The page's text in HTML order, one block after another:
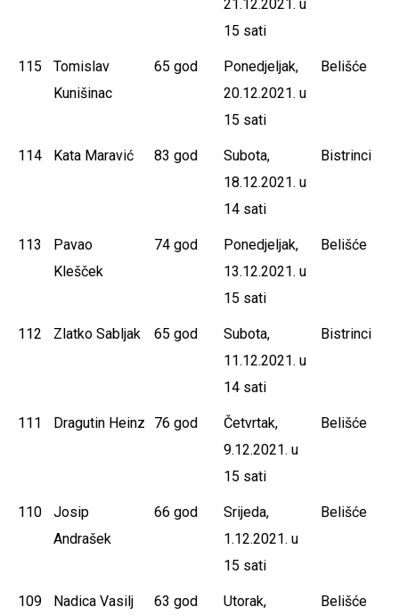
21.12.2021. u
15 sati
115
Tomislav
Kunišinac
65 god
Ponedjeljak,
20.12.2021. u
15 sati
Belišće
114 Kata Maravić 83 god
Subota,
18.12.2021. u
14 sati
Bistrinci
113
Pavao
Klešček
74 god
Ponedjeljak,
13.12.2021. u
15 sati
Belišće
112 Zlatko Sabljak 65 god
Subota,
11.12.2021. u
14 sati
Bistrinci
111 Dragutin Heinz 76 god
Četvrtak,
9.12.2021. u
15 sati
Belišće
110
Josip
Andrašek
66 god
Srijeda,
1.12.2021. u
15 sati
Belišće
109 Nadica Vasilj 63 god
Utorak,
Belišće